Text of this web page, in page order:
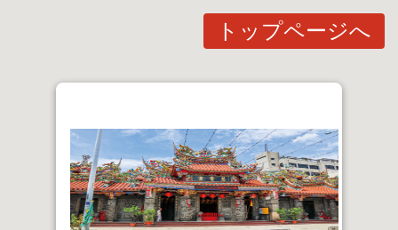
トップページへ